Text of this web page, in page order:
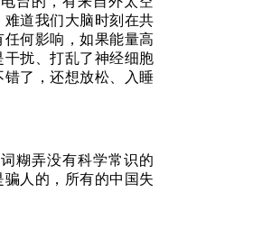
道我们大脑时刻在共
何影响，如果能量高
扰、打乱了神经细胞
了，还想放松、入睡
糊弄没有科学常识的
人的，所有的中国失